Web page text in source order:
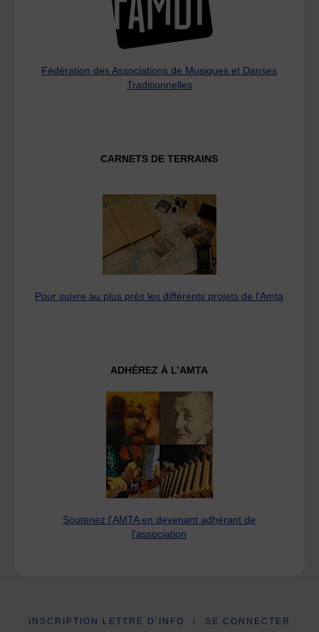
Fédération des Associations de Musiques et Danses
Traditionnelles
CARNETS DE TERRAINS
Pour suivre au plus près les différents projets de l’Amta
ADHÉREZ À L’AMTA
Soutenez l'AMTA en devenant adhérant de
l'association
INSCRIPTION LETTRE D’INFO SE CONNECTER